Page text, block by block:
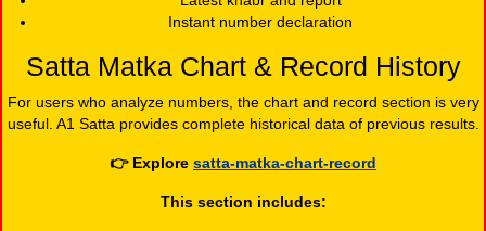
Instant number declaration
Satta Matka Chart & Record History
For users who analyze numbers, the chart and record section is very
useful. A1 Satta provides complete historical data of previous results.
👉 Explore satta-matka-chart-record
This section includes: